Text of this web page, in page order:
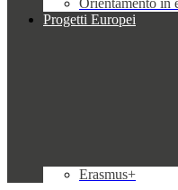
Orientamento in
Progetti Europei
Erasmus+